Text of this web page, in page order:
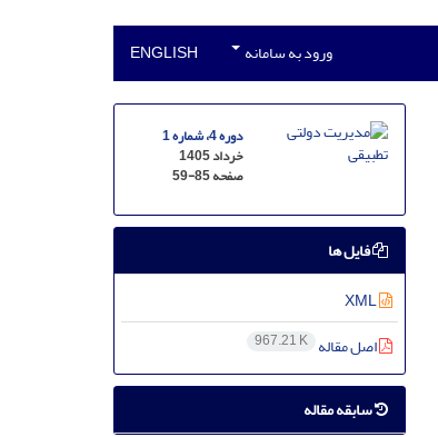
ورود به سامانه ENGLISH
دوره 4، شماره 1
خرداد 1405
صفحه59-85
فایل ها
XML
اصل مقاله 967.21 K
سابقه مقاله